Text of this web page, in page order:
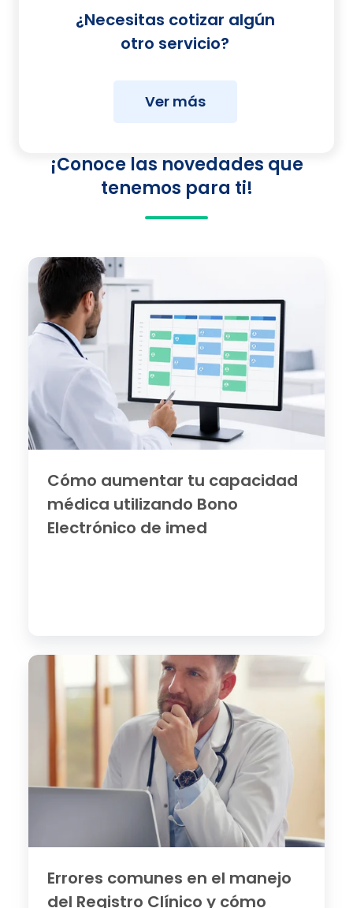
¿Necesitas cotizar algún
otro servicio?
Ver más
¡Conoce las novedades que
tenemos para ti!
Cómo
aumentar
tu
capacidad
médica
utilizando
Electrónico
de
imed
Cómo aumentar tu capacidad
médica utilizando Bono
Electrónico de imed
Errores
Errores comunes en el manejo
del Registro Clínico y cómo